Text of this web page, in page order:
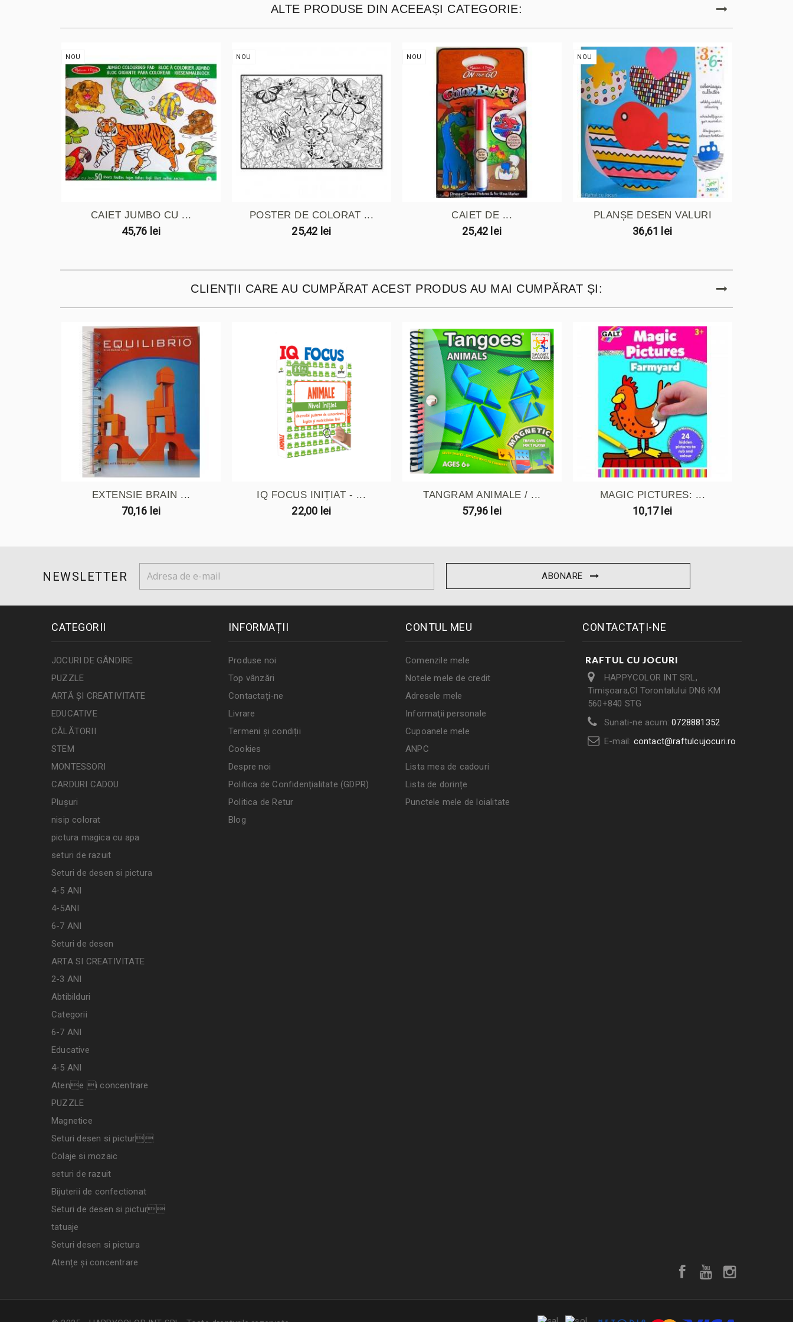
ALTE PRODUSE DIN ACEEAȘI CATEGORIE:
NOU
CAIET JUMBO CU ...
45,76 lei
NOU
POSTER DE COLORAT ...
25,42 lei
NOU
CAIET DE ...
25,42 lei
NOU
PLANȘE DESEN VALURI
36,61 lei
CLIENȚII CARE AU CUMPĂRAT ACEST PRODUS AU MAI CUMPĂRAT ȘI:
EXTENSIE BRAIN ...
70,16 lei
IQ FOCUS INIȚIAT - ...
22,00 lei
TANGRAM ANIMALE / ...
57,96 lei
MAGIC PICTURES: ...
10,17 lei
NEWSLETTER ABONARE
CATEGORII
JOCURI DE GÂNDIRE
PUZZLE
ARTĂ ȘI CREATIVITATE
EDUCATIVE
CĂLĂTORII
STEM
MONTESSORI
CARDURI CADOU
Plușuri
nisip colorat
pictura magica cu apa
seturi de razuit
Seturi de desen si pictura
4-5 ANI
4-5ANI
6-7 ANI
Seturi de desen
ARTA SI CREATIVITATE
2-3 ANI
Abtibilduri
Categorii
6-7 ANI
Educative
4-5 ANI
Atene i concentrare
PUZZLE
Magnetice
Seturi desen si pictur
Colaje si mozaic
seturi de razuit
Bijuterii de confectionat
Seturi de desen si pictur
tatuaje
Seturi desen si pictura
Atențe și concentrare
INFORMAȚII
Produse noi
Top vânzări
Contactați-ne
Livrare
Termeni și condiții
Cookies
Despre noi
Politica de Confidențialitate (GDPR)
Politica de Retur
Blog
CONTUL MEU
Comenzile mele
Notele mele de credit
Adresele mele
Informaţii personale
Cupoanele mele
ANPC
Lista mea de cadouri
Lista de dorințe
Punctele mele de loialitate
CONTACTAȚI-NE
RAFTUL CU JOCURI
HAPPYCOLOR INT SRL,
Timișoara,Cl Torontalului DN6 KM
560+840 STG
Sunati-ne acum:0728881352
E-mail: contact@raftulcujocuri.ro